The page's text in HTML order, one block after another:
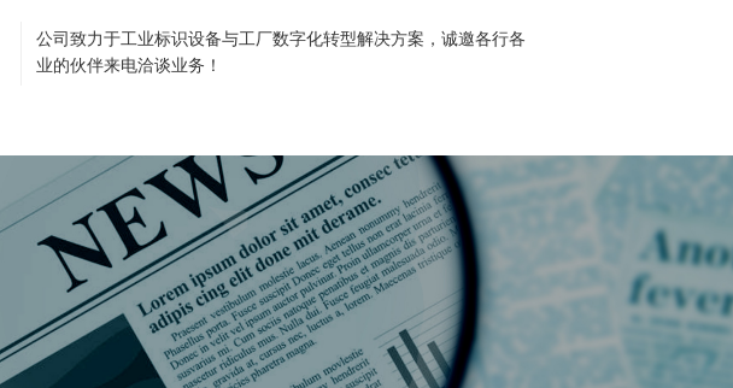
公司致力于工业标识设备与工厂数字化转型解决方案，诚邀各行各
业的伙伴来电洽谈业务！